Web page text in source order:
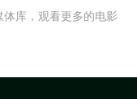
库，观看更多的电影